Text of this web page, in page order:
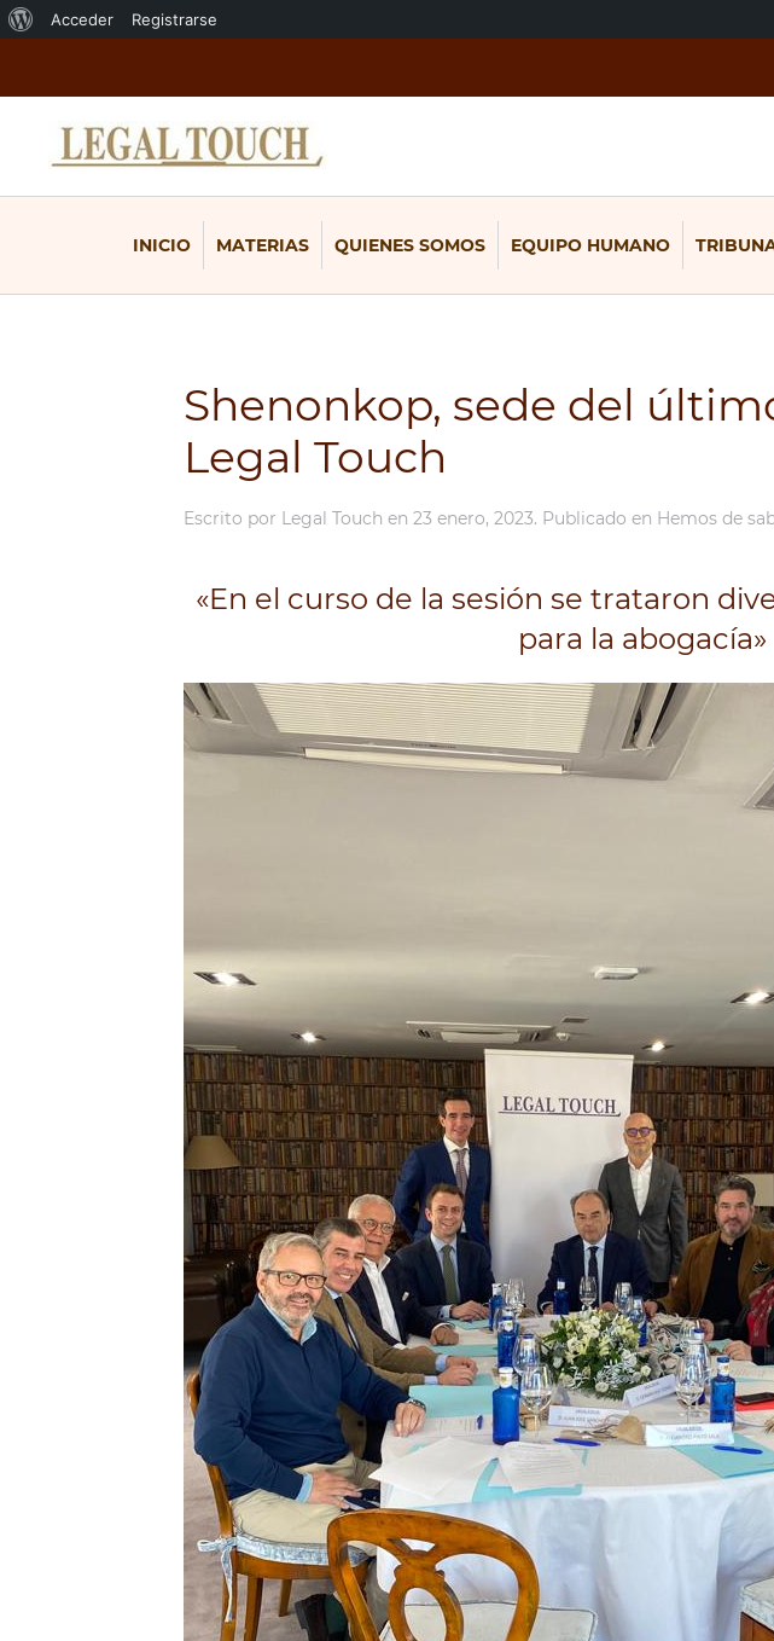
Acerca
WordPress
Acceder Registrarse
INICIO MATERIAS QUIENES SOMOS EQUIPO HUMANO
Shenonkop, sede del
Legal Touch
Escrito por Legal Touch en 23 enero, 2023. Publicado en Hemos de
«En el curso de la sesión se trataron
para la abogacía»